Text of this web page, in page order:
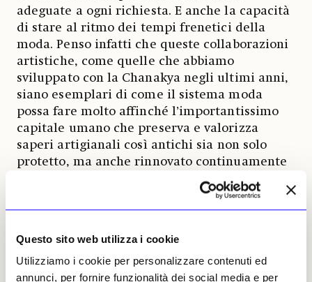
Questo sito web utilizza i cookie
Utilizziamo i cookie per personalizzare contenuti ed
annunci, per fornire funzionalità dei social media e per
adeguate a ogni richiesta. E anche la capacità
di stare al ritmo dei tempi frenetici della
moda. Penso infatti che queste collaborazioni
artistiche, come quelle che abbiamo
sviluppato con la Chanakya negli ultimi anni,
siano esemplari di come il sistema moda
possa fare molto affinché l’importantissimo
capitale umano che preserva e valorizza
saperi artigianali così antichi sia non solo
protetto, ma anche rinnovato continuamente
attraverso azioni che promuovono e
valorizzano la formazione: azioni consapevoli
di politica culturale».
Senza indugiare in una ricognizione
folkloristica degli usi e costumi di un Paese
esotico, la mostra offre una panoramica sul